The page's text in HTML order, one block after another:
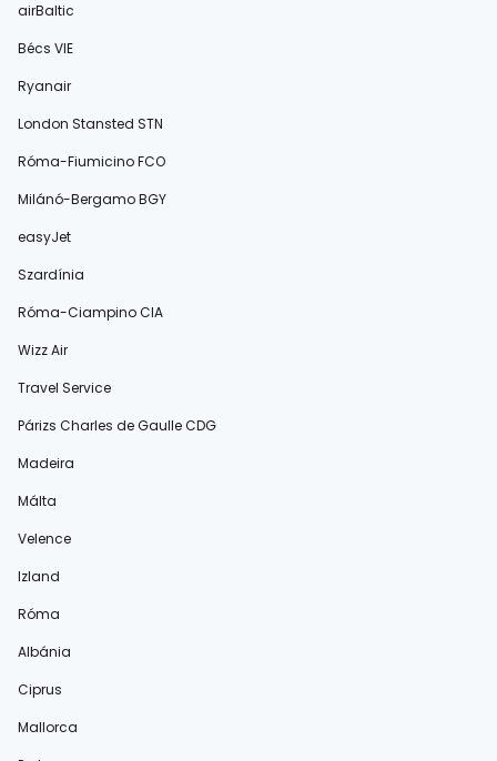
airBaltic
Bécs VIE
Ryanair
London Stansted STN
Róma-Fiumicino FCO
Milánó-Bergamo BGY
easyJet
Szardínia
Róma-Ciampino CIA
Wizz Air
Travel Service
Párizs Charles de Gaulle CDG
Madeira
Málta
Velence
Izland
Róma
Albánia
Ciprus
Mallorca